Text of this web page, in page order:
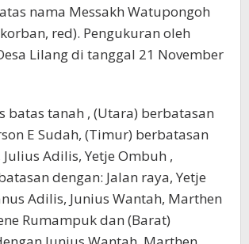
nama Messakh Watupongoh
red). Pengukuran oleh
Lilang di tanggal 21 November
batas tanah , (Utara) berbatasan
E Sudah, (Timur) berbatasan
Adilis, Yetje Ombuh ,
dengan: Jalan raya, Yetje
Adilis, Junius Wantah, Marthen
Rumampuk dan (Barat)